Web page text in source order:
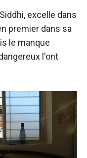
excelle dans
premier dans sa
le manque
l'ont